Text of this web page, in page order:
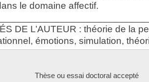
le domaine affectif.
DE L’AUTEUR : théorie de la
émotions, simulation,
Thèse ou essai doctoral accepté